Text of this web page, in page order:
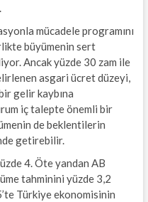
mücadele programını
büyümenin sert
Ancak yüzde 30 zam ile
asgari ücret düzeyi,
gelir kaybına
iç talepte önemli bir
de beklentilerin
getirebilir.
4. Öte yandan AB
tahminini yüzde 3,2
Türkiye ekonomisinin